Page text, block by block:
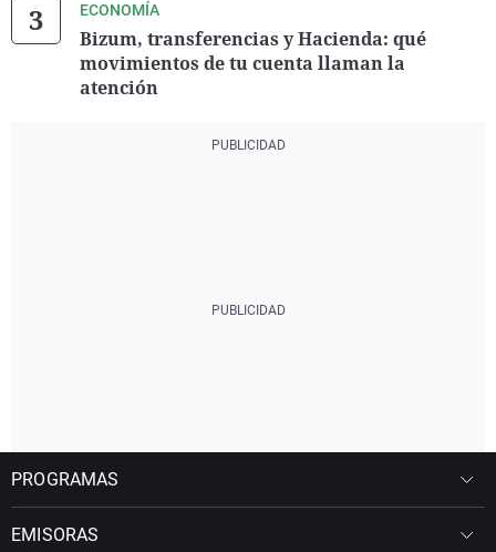
ECONOMÍA
Bizum, transferencias y Hacienda: qué
movimientos de tu cuenta llaman la
atención
PROGRAMAS
EMISORAS